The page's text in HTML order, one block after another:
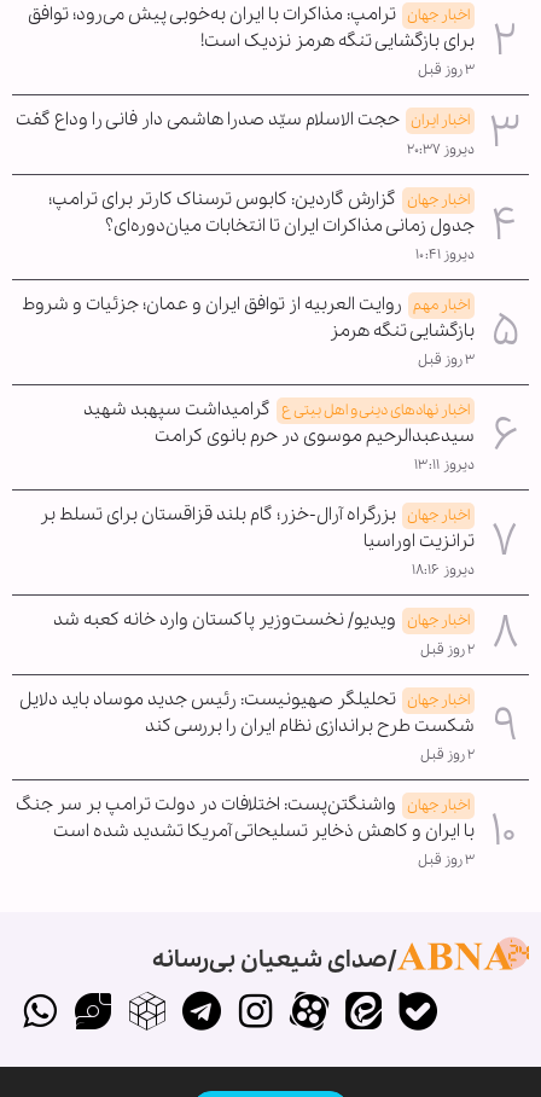
اخبار جهان ترامپ: مذاکرات با ایران به‌خوبی پیش می‌رود؛ توافق
برای بازگشایی تنگه هرمز نزدیک است!
۳ روز قبل
اخبار ایران حجت الاسلام سیّد صدرا هاشمی دار فانی را وداع گفت
دیروز ۲۰:۳۷
اخبار جهان گزارش گاردین: کابوس ترسناک کارتر برای ترامپ؛
جدول زمانی مذاکرات ایران تا انتخابات میان‌دوره‌ای؟
دیروز ۱۰:۴۱
اخبار مهم روایت العربیه از توافق ایران و عمان؛ جزئیات و شروط
بازگشایی تنگه هرمز
۳ روز قبل
اخبار نهادهای دینی و اهل بیتی ع گرامیداشت سپهبد شهید
سیدعبدالرحیم موسوی در حرم بانوی کرامت
دیروز ۱۳:۱۱
اخبار جهان بزرگراه آرال-خزر؛ گام بلند قزاقستان برای تسلط بر
ترانزیت اوراسیا
دیروز ۱۸:۱۶
اخبار جهان ویدیو/ نخست‌وزیر پاکستان وارد خانه کعبه شد
۲ روز قبل
اخبار جهان تحلیلگر صهیونیست: رئیس جدید موساد باید دلایل
شکست طرح براندازی نظام ایران را بررسی کند
۲ روز قبل
اخبار جهان واشنگتن‌پست: اختلافات در دولت ترامپ بر سر جنگ
با ایران و کاهش ذخایر تسلیحاتی آمریکا تشدید شده است
۳ روز قبل
صدای شیعیان بی‌رسانه